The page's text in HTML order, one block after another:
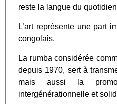
reste la langue du
L’art représente une part
congolais.
La rumba considérée
depuis 1970, sert à
mais aussi la
intergénérationnelle et